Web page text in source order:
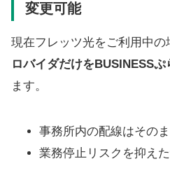
変更可能
現在フレッツ光をご利用中の
ロバイダだけをBUSINESS
ます。
事務所内の配線はそのま
業務停止リスクを抑え